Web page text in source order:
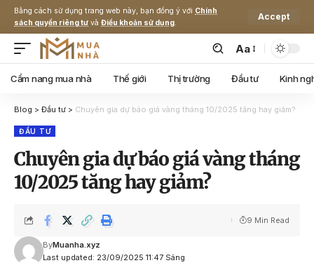
Bằng cách sử dụng trang web này, bạn đồng ý với Chính
sách quyền riêng tư và Điều khoản sử dụng.
Accept
Aa
Cẩm nang mua nhà Thế giới Thị trường Đầu tư Kinh
Blog > Đầu tư > Chuyên gia dự báo giá vàng tháng 10/2025 tăng hay giảm?
ĐẦU TƯ
Chuyên gia dự báo giá vàng tháng
10/2025 tăng hay giảm?
Last updated: 23/09/2025 11:47 Sáng
ByMuanha.xyz
9 Min Read